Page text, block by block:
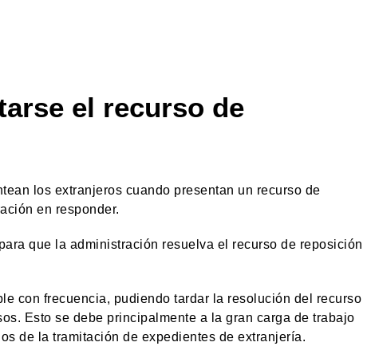
el recurso de
los extranjeros cuando presentan un recurso de
en responder.
que la administración resuelva el recurso de reposición
con frecuencia, pudiendo tardar la resolución del recurso
Esto se debe principalmente a la gran carga de trabajo
de la tramitación de expedientes de extranjería.